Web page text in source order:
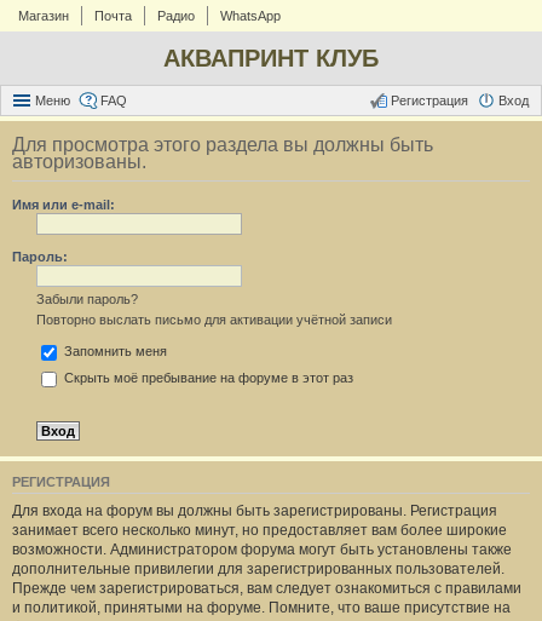
Магазин Почта Радио WhatsApp
АКВАПРИНТ КЛУБ
Меню FAQ Вход
Регистрация
Для просмотра этого раздела вы должны быть
авторизованы.
Имя или e-mail:
Пароль:
Забыли пароль?
Повторно выслать письмо для активации учётной записи
Запомнить меня
Скрыть моё пребывание на форуме в этот раз
РЕГИСТРАЦИЯ
Для входа на форум вы должны быть зарегистрированы. Регистрация
занимает всего несколько минут, но предоставляет вам более широкие
возможности. Администратором форума могут быть установлены также
дополнительные привилегии для зарегистрированных пользователей.
Прежде чем зарегистрироваться, вам следует ознакомиться с правилами
и политикой, принятыми на форуме. Помните, что ваше присутствие на